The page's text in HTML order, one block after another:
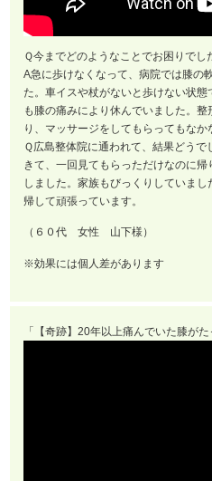
Ｑ今までどのようなことでお困りでし
A急に歩けなくなって、病院では膝の
た。車イスや杖がないと歩けない状
も膝の痛みにより休んでいました。
り、マッサージをしてもらってもなか
Ｑ広島整体院に通われて、結果どうで
きて、一回見てもらっただけなのに
しました。家族もびっくりしていま
帰して頑張っています。
（６０代 女性 山下様）
※効果には個人差があります
「【奇跡】20年以上痛んでいた膝がた